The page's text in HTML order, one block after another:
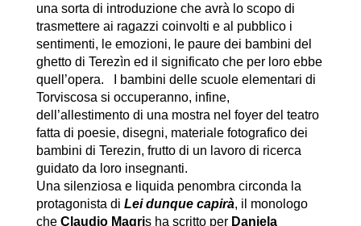
una sorta di introduzione che avrà lo scopo di
trasmettere ai ragazzi coinvolti e al pubblico i
sentimenti, le emozioni, le paure dei bambini del
ghetto di Terezìn ed il significato che per loro ebbe
quell’opera. I bambini delle scuole elementari di
Torviscosa si occuperanno, infine,
dell’allestimento di una mostra nel foyer del teatro
fatta di poesie, disegni, materiale fotografico dei
bambini di Terezin, frutto di un lavoro di ricerca
guidato da loro insegnanti.
Una silenziosa e liquida penombra circonda la
protagonista di Lei dunque capirà, il monologo
che Claudio Magris ha scritto per Daniela